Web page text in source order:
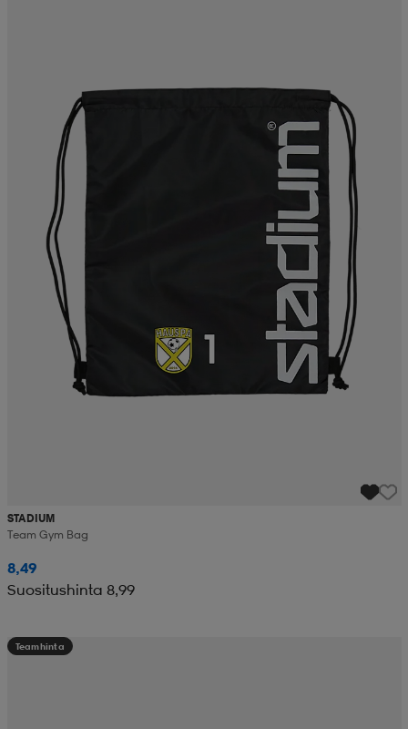
STADIUM
Team Gym Bag
8,49
Suositushinta 8,99
Teamhinta